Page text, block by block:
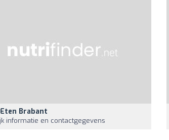
Brabant
informatie en contactgegevens